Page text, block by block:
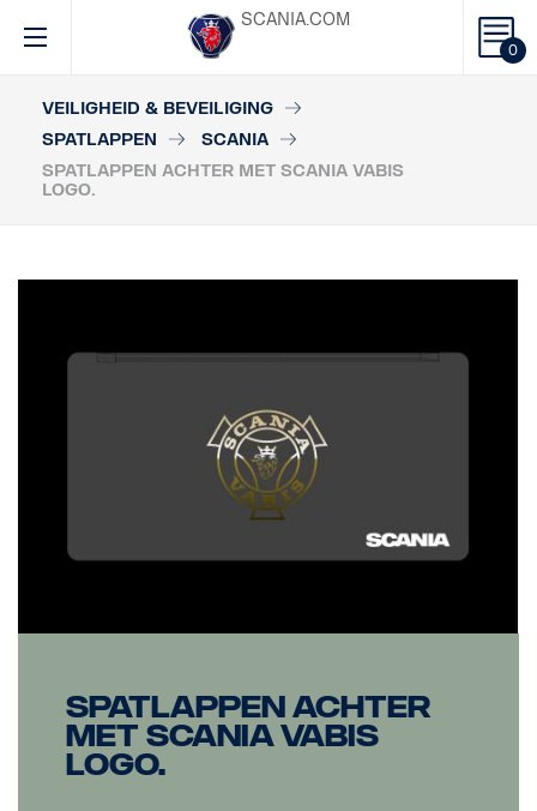
0
SCANIA.COM
VEILIGHEID & BEVEILIGING
SPATLAPPEN
SCANIA
SPATLAPPEN ACHTER MET SCANIA VABIS
LOGO.
Spatlappen achter
met SCANIA VABIS
logo.